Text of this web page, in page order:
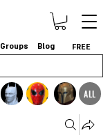
ALL
Groups Blog FREE